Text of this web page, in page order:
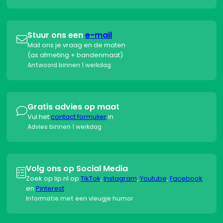
Stuur ons eene-mail
Mail ons je vraag en de maten
(as afmeting + bandenmaat)
Antwoord binnen 1 werkdag
Gratis advies op maat
Vul hetcontact formulierin
Advies binnen 1 werkdag
Volg ons op Social Media
Zoek op lip.nl op TikTok, Instagram, Youtube, Facebook
en Pinterest
Informatie met een vleugje humor